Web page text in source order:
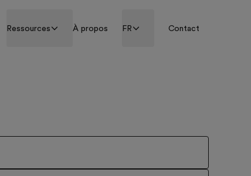
Ressources À propos FR Contact